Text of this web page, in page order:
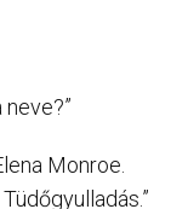
neve?”
Monroe.